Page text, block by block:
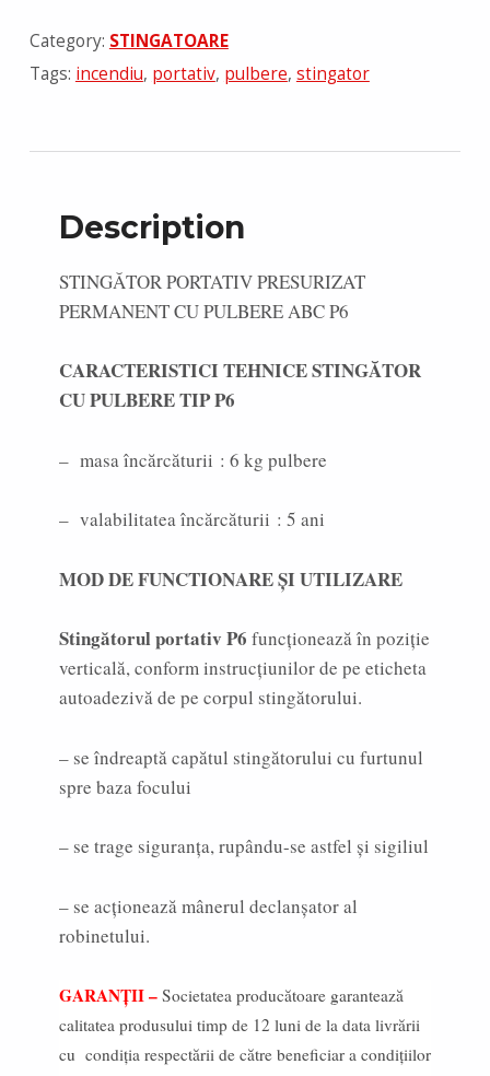
Category: STINGATOARE
Tags: incendiu, portativ, pulbere, stingator
Description
STINGĂTOR PORTATIV PRESURIZAT
PERMANENT CU PULBERE ABC P6
CARACTERISTICI TEHNICE STINGĂTOR
CU PULBERE TIP P6
– masa încărcăturii : 6 kg pulbere
– valabilitatea încărcăturii : 5 ani
MOD DE FUNCTIONARE ȘI UTILIZARE
Stingătorul portativ P6 funcționează în poziție
verticală, conform instrucțiunilor de pe eticheta
autoadezivă de pe corpul stingătorului.
– se îndreaptă capătul stingătorului cu furtunul
spre baza focului
– se trage siguranța, rupându-se astfel și sigiliul
– se acționează mânerul declanșator al
robinetului.
GARANȚII – Societatea producătoare garantează
calitatea produsului timp de 12 luni de la data livrării
cu condiția respectării de către beneficiar a condițiilor